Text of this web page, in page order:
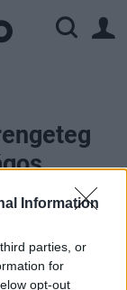
Information
parties, or
for
opt-out